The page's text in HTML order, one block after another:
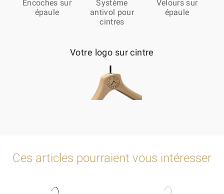
Encoches sur
épaule
Système
antivol pour
cintres
Velours sur
épaule
Votre logo sur cintre
Ces articles pourraient vous intéresser